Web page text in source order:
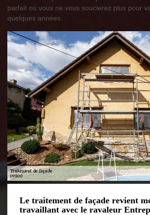
parfait où vous ne vous soucierez plus pour
quelques années.
Le traitement de façade revient
travaillant avec le ravaleur